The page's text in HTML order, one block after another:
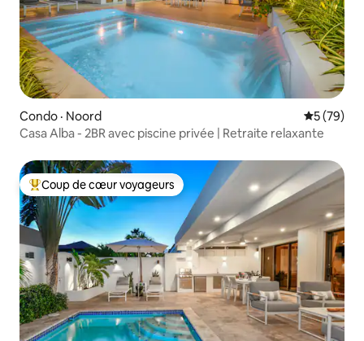
Condo · Noord Note
5 (79)
Casa Alba - 2BR avec piscine privée | Retraite relaxante
Coup de cœur voyageurs parmi les plus aimés
Coup de cœur voyageurs